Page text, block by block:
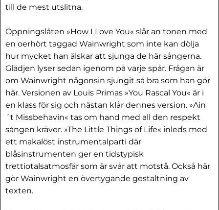
till de mest utslitna.
Öppningslåten »How I Love You« slår an tonen med
en oerhört taggad Wainwright som inte kan dölja
hur mycket han älskar att sjunga de här sångerna.
Glädjen lyser sedan igenom på varje spår. Frågan är
om Wainwright någonsin sjungit så bra som han gör
här. Versionen av Louis Primas »You Rascal You« är i
en klass för sig och nästan klår dennes version. »Ain
´t Missbehavin« tas om hand med all den respekt
sången kräver. »The Little Things of Life« inleds med
ett makalöst instrumentalparti där
blåsinstrumenten ger en tidstypisk
trettiotalsatmosfär som är svår att motstå. Också här
gör Wainwright en övertygande gestaltning av
texten.